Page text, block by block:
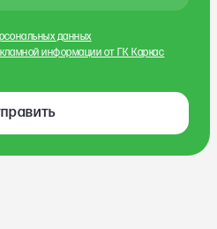
данных
информации от ГК Каркас